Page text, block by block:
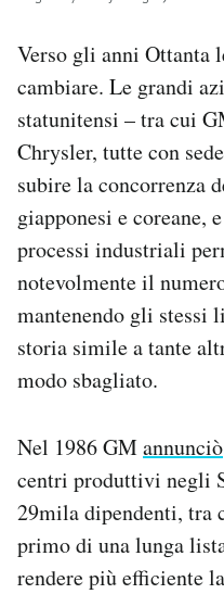
Verso gli anni Ottanta
cambiare. Le grandi
statunitensi – tra cui
Chrysler, tutte con
subire la concorrenza
giapponesi e coreane,
processi industriali
notevolmente il
mantenendo gli stessi
storia simile a tante
modo sbagliato.
Nel 1986 GMannunciò
centri produttivi negli
29mila dipendenti, tra
primo di una lunga
rendere più efficiente